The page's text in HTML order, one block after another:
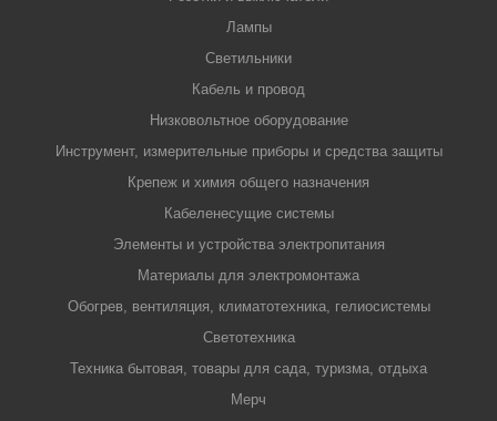
Лампы
Светильники
Кабель и провод
Низковольтное оборудование
Инструмент, измерительные приборы и средства защиты
Крепеж и химия общего назначения
Кабеленесущие системы
Элементы и устройства электропитания
Материалы для электромонтажа
Обогрев, вентиляция, климатотехника, гелиосистемы
Светотехника
Техника бытовая, товары для сада, туризма, отдыха
Мерч